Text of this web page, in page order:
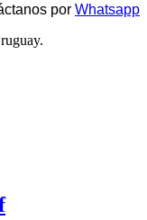
por Whatsapp